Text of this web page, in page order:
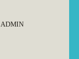
ADMIN